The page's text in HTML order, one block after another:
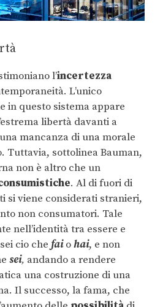
l’incertezza
L’unico
in questo sistema appare
libertà davanti a
mancanza di una morale
Tuttavia, sottolinea Bauman,
non è altro che un
. Al di fuori di
si viene considerati stranieri,
non consumatori. Tale
nell’identità tra essere e
cio che faiohai, e non
sei, andando a rendere
una costruzione di una
Il successo, la fama, che